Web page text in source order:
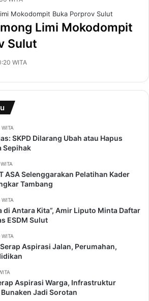
Limi Mokodompit
Sulut
WITA
SKPD Dilarang Ubah atau Hapus
Sepihak
ASA Selenggarakan Pelatihan Kader
Tambang
di Antara Kita”, Amir Liputo Minta Daftar
ESDM Sulut
Serap Aspirasi Jalan, Perumahan,
Aspirasi Warga, Infrastruktur
Jadi Sorotan